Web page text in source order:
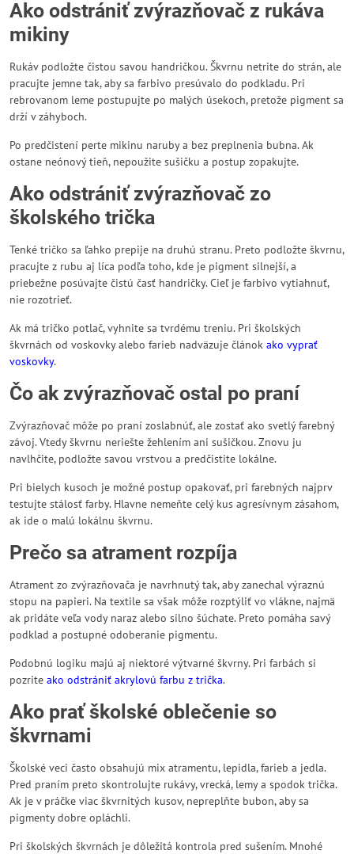
Ako odstrániť zvýrazňovač z rukáva
mikiny
Rukáv podložte čistou savou handričkou. Škvrnu netrite do strán, ale
pracujte jemne tak, aby sa farbivo presúvalo do podkladu. Pri
rebrovanom leme postupujte po malých úsekoch, pretože pigment sa
drží v záhyboch.
Po predčistení perte mikinu naruby a bez preplnenia bubna. Ak
ostane neónový tieň, nepoužite sušičku a postup zopakujte.
Ako odstrániť zvýrazňovač zo
školského trička
Tenké tričko sa ľahko prepije na druhú stranu. Preto podložte škvrnu,
pracujte z rubu aj líca podľa toho, kde je pigment silnejší, a
priebežne posúvajte čistú časť handričky. Cieľ je farbivo vytiahnuť,
nie rozotrieť.
Ak má tričko potlač, vyhnite sa tvrdému treniu. Pri školských
škvrnách od voskovky alebo farieb nadväzuje článok ako vyprať
voskovky.
Čo ak zvýrazňovač ostal po praní
Zvýrazňovač môže po praní zoslabnúť, ale zostať ako svetlý farebný
závoj. Vtedy škvrnu neriešte žehlením ani sušičkou. Znovu ju
navlhčite, podložte savou vrstvou a predčistite lokálne.
Pri bielych kusoch je možné postup opakovať, pri farebných najprv
testujte stálosť farby. Hlavne nemeňte celý kus agresívnym zásahom,
ak ide o malú lokálnu škvrnu.
Prečo sa atrament rozpíja
Atrament zo zvýrazňovača je navrhnutý tak, aby zanechal výraznú
stopu na papieri. Na textile sa však môže rozptýliť vo vlákne, najmä
ak pridáte veľa vody naraz alebo silno šúchate. Preto pomáha savý
podklad a postupné odoberanie pigmentu.
Podobnú logiku majú aj niektoré výtvarné škvrny. Pri farbách si
pozrite ako odstrániť akrylovú farbu z trička.
Ako prať školské oblečenie so
škvrnami
Školské veci často obsahujú mix atramentu, lepidla, farieb a jedla.
Pred praním preto skontrolujte rukávy, vrecká, lemy a spodok trička.
Ak je v práčke viac škvrnitých kusov, nepreplňte bubon, aby sa
pigmenty dobre opláchli.
Pri školských škvrnách je dôležitá kontrola pred sušením. Mnohé